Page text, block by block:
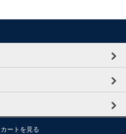
カートを見る